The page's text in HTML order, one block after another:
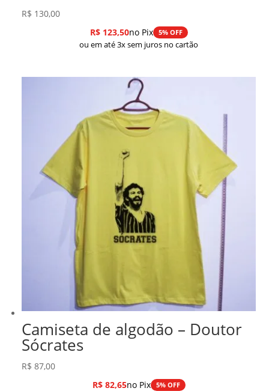
R$ 130,00
R$123,50no Pix 5% OFF
ou em até 3x sem juros no cartão
Camiseta de algodão – Doutor
Sócrates
R$ 87,00
R$82,65no Pix 5% OFF